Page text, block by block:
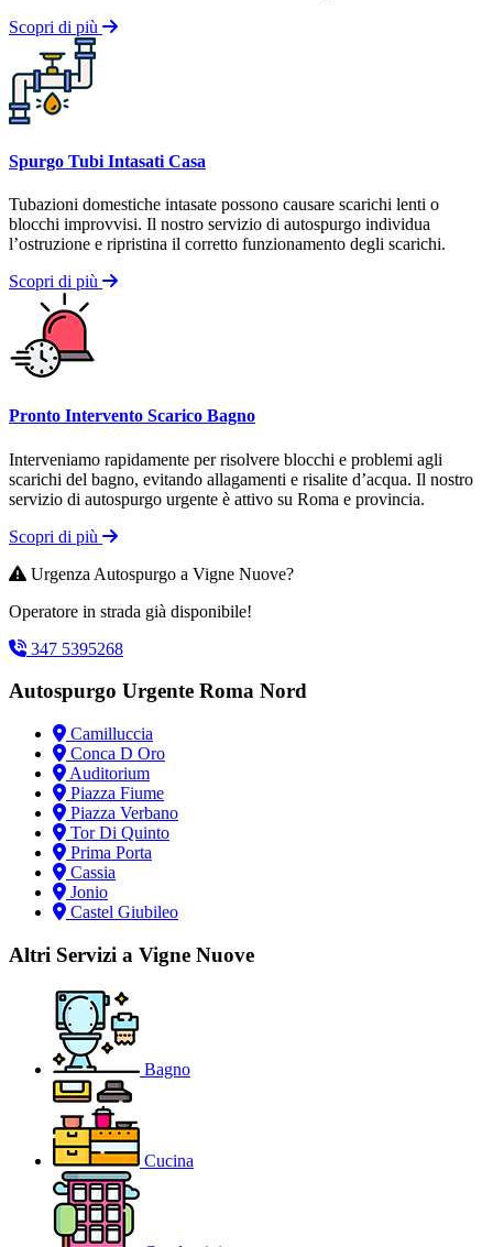
Scopri di più
Spurgo Tubi Intasati Casa
Tubazioni domestiche intasate possono causare scarichi lenti o
blocchi improvvisi. Il nostro servizio di autospurgo individua
l’ostruzione e ripristina il corretto funzionamento degli scarichi.
Scopri di più
Pronto Intervento Scarico Bagno
Interveniamo rapidamente per risolvere blocchi e problemi agli
scarichi del bagno, evitando allagamenti e risalite d’acqua. Il nostro
servizio di autospurgo urgente è attivo su Roma e provincia.
Scopri di più
Urgenza Autospurgo a Vigne Nuove?
Operatore in strada già disponibile!
347 5395268
Autospurgo Urgente Roma Nord
Camilluccia
Conca D Oro
Auditorium
Piazza Fiume
Piazza Verbano
Tor Di Quinto
Prima Porta
Cassia
Jonio
Castel Giubileo
Altri Servizi a Vigne Nuove
Bagno
Cucina